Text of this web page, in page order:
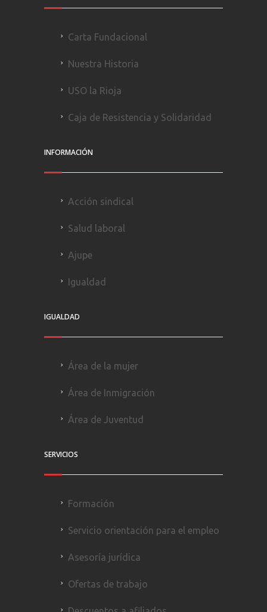
Carta Fundacional
Nuestra Historia
USO la Rioja
Caja de Resistencia y Solidaridad
INFORMACIÓN
Acción sindical
Salud laboral
Ajupe
Igualdad
IGUALDAD
Área de la mujer
Área de Inmigración
Área de Juventud
SERVICIOS
Formación
Servicio orientación para el empleo
Asesoría jurídica
Ofertas de trabajo